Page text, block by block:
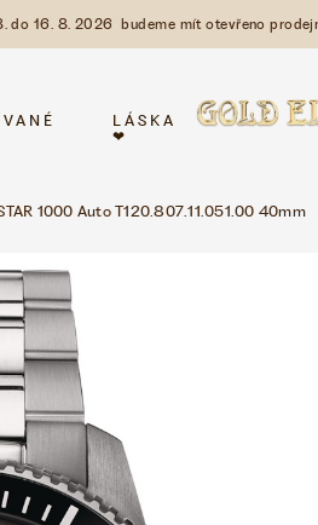
do 16. 8. 2026 budeme mít otevřeno
LÁSKA
❤
1000 Auto T120.807.11.051.00 40mm